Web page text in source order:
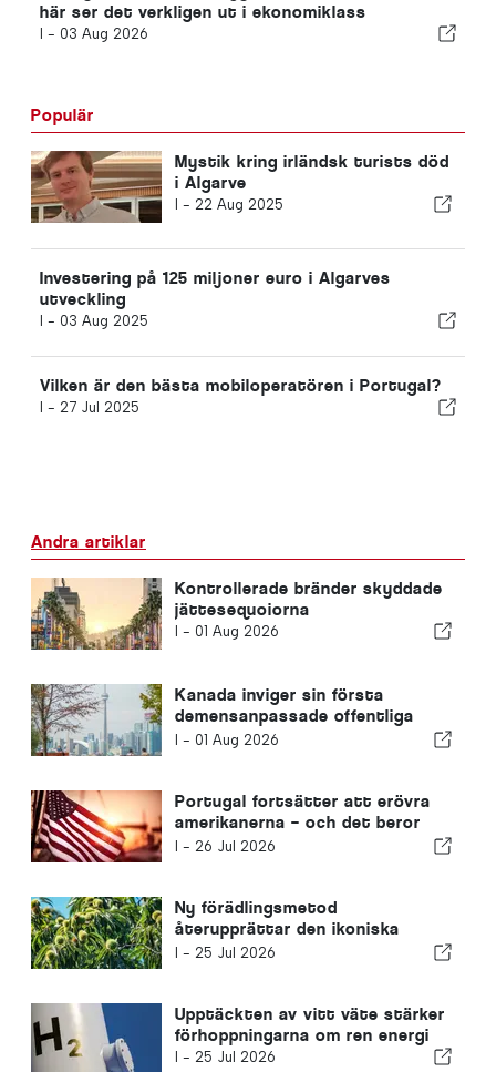
här ser det verkligen ut i ekonomiklass
I - 03 Aug 2026
Populär
Mystik kring irländsk turists död
i Algarve
I - 22 Aug 2025
Investering på 125 miljoner euro i Algarves
utveckling
I - 03 Aug 2025
Vilken är den bästa mobiloperatören i Portugal?
I - 27 Jul 2025
Andra artiklar
Kontrollerade bränder skyddade
jättesequoiorna
I - 01 Aug 2026
Kanada inviger sin första
demensanpassade offentliga
park
I - 01 Aug 2026
Portugal fortsätter att erövra
amerikanerna – och det beror
inte bara på solen
I - 26 Jul 2026
Ny förädlingsmetod
återupprättar den ikoniska
kastanjen
I - 25 Jul 2026
Upptäckten av vitt väte stärker
förhoppningarna om ren energi
I - 25 Jul 2026